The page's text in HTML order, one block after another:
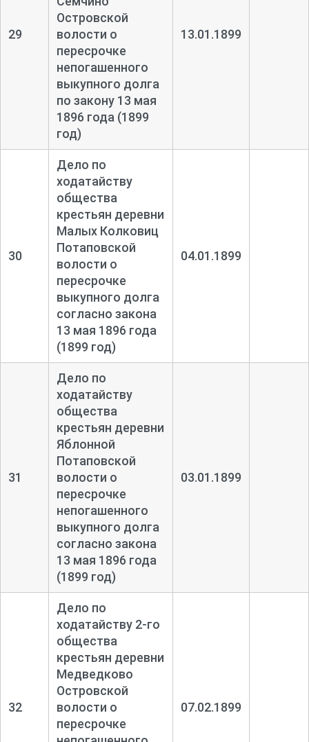
29
Островской
волости о
пересрочке
непогашенного
выкупного долга
по закону 13 мая
1896 года (1899
год)
13.01.1899
30
Дело по
ходатайству
общества
крестьян деревни
Малых Колковиц
Потаповской
волости о
пересрочке
выкупного долга
согласно закона
13 мая 1896 года
(1899 год)
04.01.1899
31
Дело по
ходатайству
общества
крестьян деревни
Яблонной
Потаповской
волости о
пересрочке
непогашенного
выкупного долга
согласно закона
13 мая 1896 года
(1899 год)
03.01.1899
32
Дело по
ходатайству 2-го
общества
крестьян деревни
Медведково
Островской
волости о
пересрочке
07.02.1899